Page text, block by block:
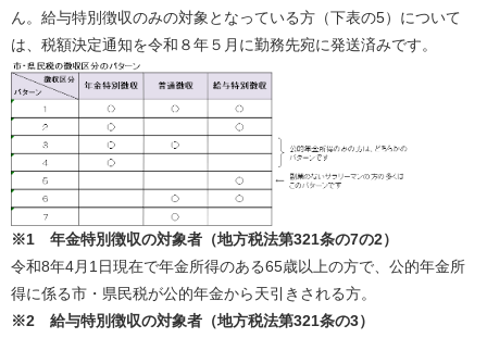
ん。給与特別徴収のみの対象となっている方（下表の5）について
は、税額決定通知を令和８年５月に勤務先宛に発送済みです。
※1 年金特別徴収の対象者（地方税法第321条の7の2）
令和8年4月1日現在で年金所得のある65歳以上の方で、公的年金所
得に係る市・県民税が公的年金から天引きされる方。
※2 給与特別徴収の対象者（地方税法第321条の3）